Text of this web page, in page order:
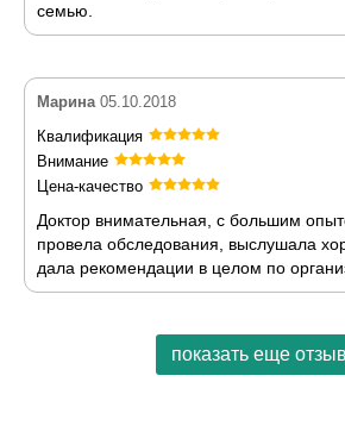
семью.
Марина 05.10.2018
Квалификация
Внимание
Цена-качество
Доктор внимательная, с большим
провела обследования, выслушала
дала рекомендации в целом по
показать еще